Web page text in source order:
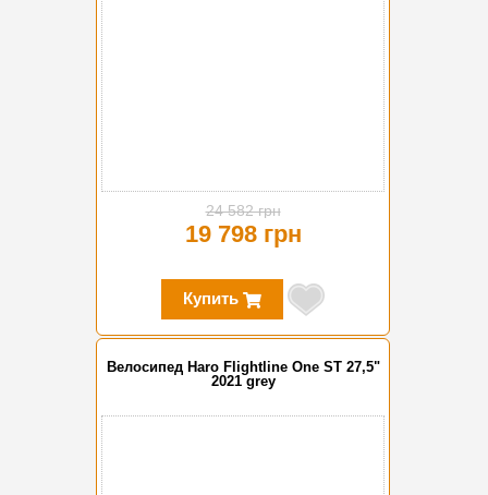
24 582 грн
19 798 грн
Купить
Велосипед Haro Flightline One ST 27,5"
2021 grey